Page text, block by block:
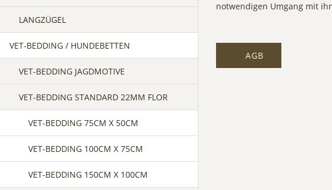
LANGZÜGEL
VET-BEDDING / HUNDEBETTEN
VET-BEDDING JAGDMOTIVE
VET-BEDDING STANDARD 22MM FLOR
VET-BEDDING 75CM X 50CM
VET-BEDDING 100CM X 75CM
VET-BEDDING 150CM X 100CM
notwendigen Umgang mit
AGB